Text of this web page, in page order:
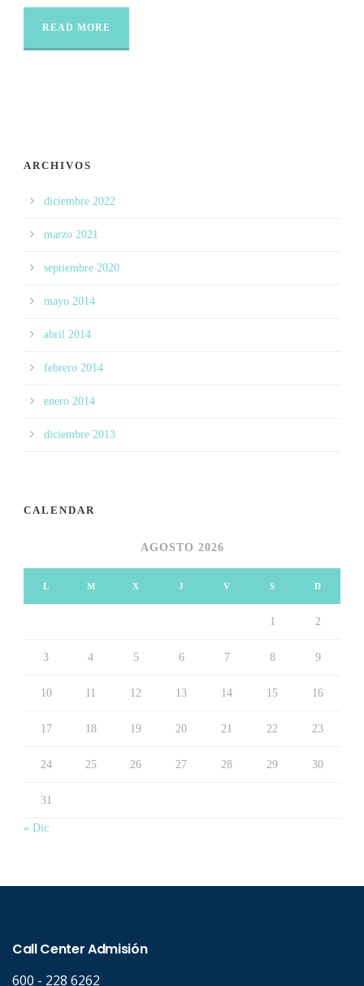
READ MORE
ARCHIVOS
diciembre 2022
marzo 2021
septiembre 2020
mayo 2014
abril 2014
febrero 2014
enero 2014
diciembre 2013
CALENDAR
AGOSTO 2026
L M X J V S D
1 2
3 4 5 6 7 8 9
10 11 12 13 14 15 16
17 18 19 20 21 22 23
24 25 26 27 28 29 30
31
« Dic